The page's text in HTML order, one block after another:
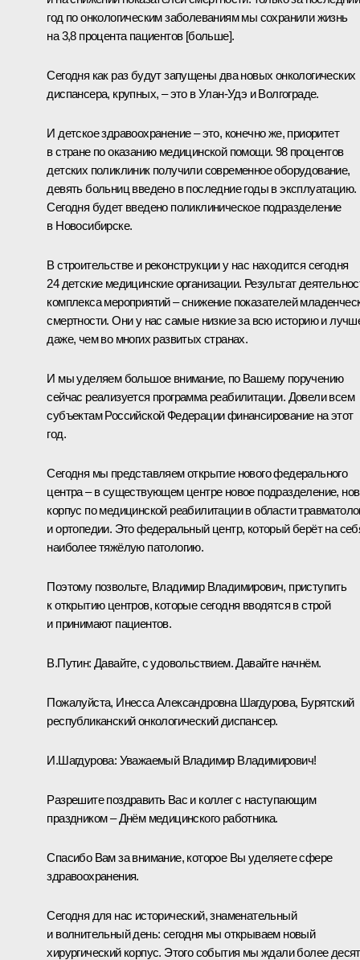
год по онкологическим заболеваниям мы сохранили жизнь
на 3,8 процента пациентов [больше].
Сегодня как раз будут запущены два новых онкологических
диспансера, крупных, – это в Улан-Удэ и Волгограде.
И детское здравоохранение – это, конечно же, приоритет
в стране по оказанию медицинской помощи. 98 процентов
детских поликлиник получили современное оборудование,
девять больниц введено в последние годы в эксплуатацию.
Сегодня будет введено поликлиническое подразделение
в Новосибирске.
В строительстве и реконструкции у нас находится сегодня
24 детские медицинские организации. Результат
комплекса мероприятий – снижение показателей
смертности. Они у нас самые низкие за всю историю и
даже, чем во многих развитых странах.
И мы уделяем большое внимание, по Вашему поручению
сейчас реализуется программа реабилитации. Довели всем
субъектам Российской Федерации финансирование на этот
год.
Сегодня мы представляем открытие нового федерального
центра – в существующем центре новое подразделение,
корпус по медицинской реабилитации в области
и ортопедии. Это федеральный центр, который берёт на
наиболее тяжёлую патологию.
Поэтому позвольте, Владимир Владимирович, приступить
к открытию центров, которые сегодня вводятся в строй
и принимают пациентов.
В.Путин: Давайте, с удовольствием. Давайте начнём.
Пожалуйста, Инесса Александровна Шагдурова, Бурятский
республиканский онкологический диспансер.
И.Шагдурова: Уважаемый Владимир Владимирович!
Разрешите поздравить Вас и коллег с наступающим
праздником – Днём медицинского работника.
Спасибо Вам за внимание, которое Вы уделяете сфере
здравоохранения.
Сегодня для нас исторический, знаменательный
и волнительный день: сегодня мы открываем новый
хирургический корпус. Этого события мы ждали более